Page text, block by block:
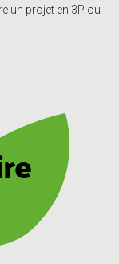
un projet en 3P ou